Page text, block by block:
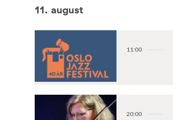
11. august
11:00
20:00